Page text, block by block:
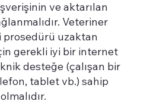
ve aktarılan
Veteriner
prosedürü uzaktan
gerekli iyi bir internet
desteğe (çalışan bir
tablet vb.) sahip